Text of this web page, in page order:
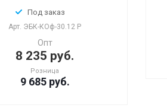
Под заказ
Арт. ЭБК-КОф-30.12 Р
Опт
8 235 руб.
Розница
9 685 руб.